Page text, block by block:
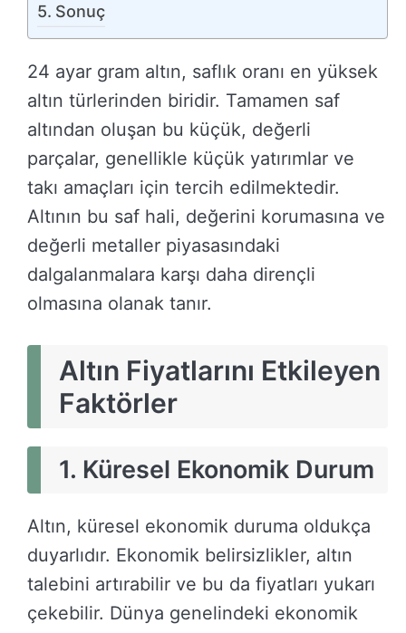
Sonuç
24 ayar gram altın, saflık oranı en yüksek
altın türlerinden biridir. Tamamen saf
altından oluşan bu küçük, değerli
parçalar, genellikle küçük yatırımlar ve
takı amaçları için tercih edilmektedir.
Altının bu saf hali, değerini korumasına ve
değerli metaller piyasasındaki
dalgalanmalara karşı daha dirençli
olmasına olanak tanır.
Altın Fiyatlarını Etkileyen
Faktörler
1. Küresel Ekonomik Durum
Altın, küresel ekonomik duruma oldukça
duyarlıdır. Ekonomik belirsizlikler, altın
talebini artırabilir ve bu da fiyatları yukarı
çekebilir. Dünya genelindeki ekonomik